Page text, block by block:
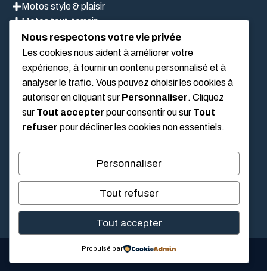
Motos style & plaisir
Motos tout-terrain
Scooter
LIEN UTILES
Mentions légales
Nous respectons votre vie privée
Les cookies nous aident à améliorer votre
expérience, à fournir un contenu personnalisé et à
analyser le trafic. Vous pouvez choisir les cookies à
autoriser en cliquant sur Personnaliser. Cliquez
sur Tout accepter pour consentir ou sur Tout
refuser pour décliner les cookies non essentiels.
Personnaliser
Tout refuser
Tout accepter
Propulsé par